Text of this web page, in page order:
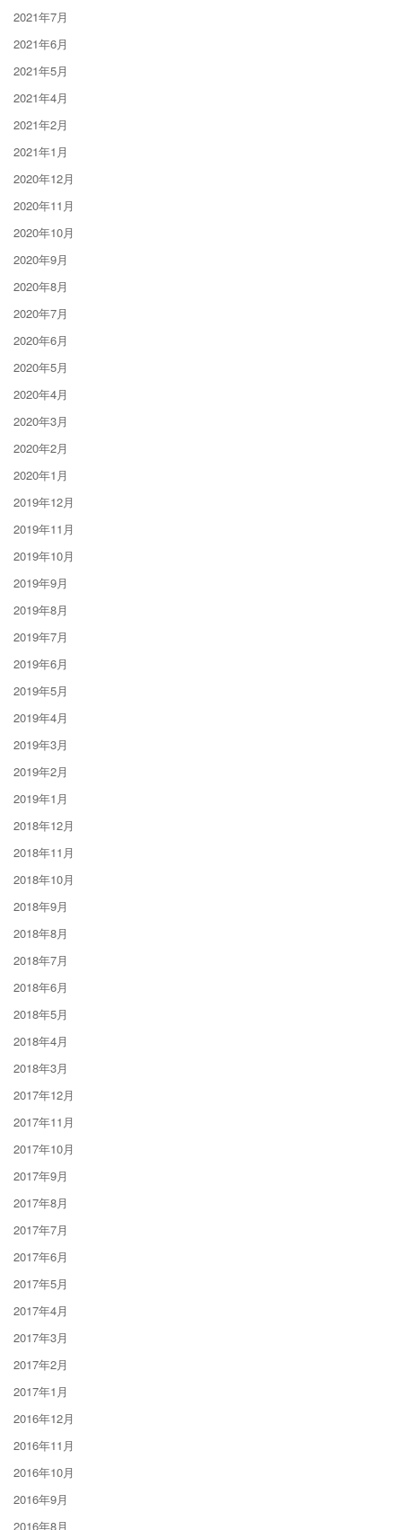
2021年7月
2021年6月
2021年5月
2021年4月
2021年2月
2021年1月
2020年12月
2020年11月
2020年10月
2020年9月
2020年8月
2020年7月
2020年6月
2020年5月
2020年4月
2020年3月
2020年2月
2020年1月
2019年12月
2019年11月
2019年10月
2019年9月
2019年8月
2019年7月
2019年6月
2019年5月
2019年4月
2019年3月
2019年2月
2019年1月
2018年12月
2018年11月
2018年10月
2018年9月
2018年8月
2018年7月
2018年6月
2018年5月
2018年4月
2018年3月
2017年12月
2017年11月
2017年10月
2017年9月
2017年8月
2017年7月
2017年6月
2017年5月
2017年4月
2017年3月
2017年2月
2017年1月
2016年12月
2016年11月
2016年10月
2016年9月
2016年8月